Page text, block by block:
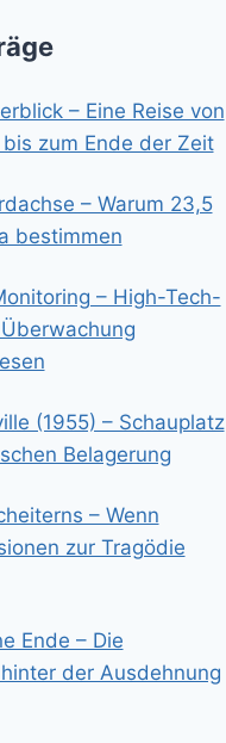
– Eine Reise von
zum Ende der Zeit
– Warum 23,5
bestimmen
– High-Tech-
(1955) – Schauplatz
Belagerung
– Wenn
zur Tragödie
Ende – Die
der Ausdehnung